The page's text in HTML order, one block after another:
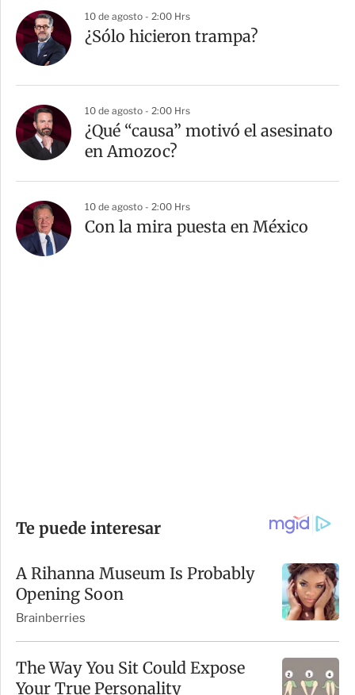
10 de agosto - 2:00 Hrs
¿Sólo hicieron trampa?
10 de agosto - 2:00 Hrs
¿Qué “causa” motivó el asesinato
en Amozoc?
10 de agosto - 2:00 Hrs
Con la mira puesta en México